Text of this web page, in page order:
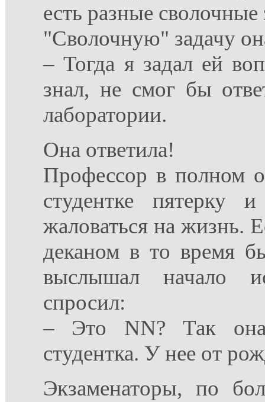
есть разные
"Сволочную" задачу
– Тогда я задал ей
знал, не смог бы
лаборатории.
Она ответила!
Профессор в полном
студентке пятерку
жаловаться на жизнь.
деканом в то время
выслышал начало
спросил:
– Это NN? Так
студентка. У нее от
Экзаменаторы, по